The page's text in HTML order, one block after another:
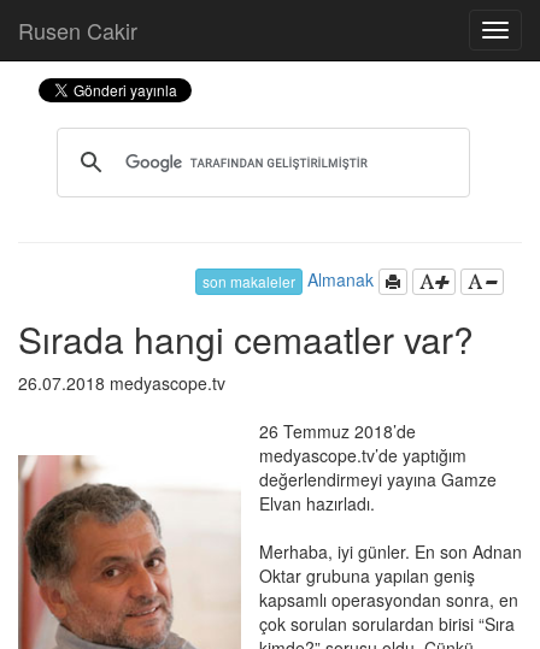
Rusen Cakir
son makaleler Almanak
Sırada hangi cemaatler var?
26.07.2018 medyascope.tv
26 Temmuz 2018’de
medyascope.tv’de yaptığım
değerlendirmeyi yayına Gamze
Elvan hazırladı.
Merhaba, iyi günler. En son Adnan
Oktar grubuna yapılan geniş
kapsamlı operasyondan sonra, en
çok sorulan sorulardan birisi “Sıra